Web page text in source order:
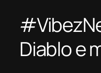
Diablo e